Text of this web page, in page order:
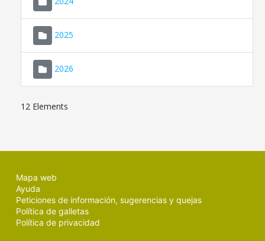
2025
2026
12 Elements
Mapa web
Ayuda
Peticiones de información, sugerencias y quejas
Política de galletas
Política de privacidad